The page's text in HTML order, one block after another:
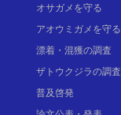
オサガメを守る
アオウミガメを守る
漂着・混獲の調査
ザトウクジラの調査
普及啓発